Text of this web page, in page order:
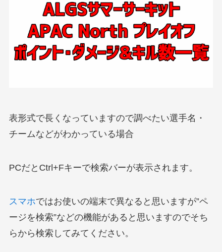
表形式で長くなっていますので調べたい選手名・
チームなどがわかっている場合
PCだとCtrl+Fキーで検索バーが表示されます。
スマホではお使いの端末で異なると思いますが”ペ
ージを検索”などの機能があると思いますのでそち
らから検索してみてください。